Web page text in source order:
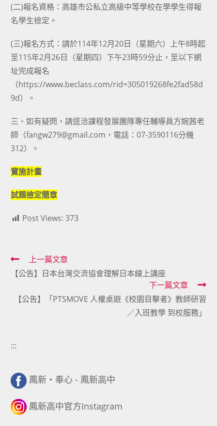
(二)報名資格：高雄市公私立高級中等學校在學學生得報
名學生檢定。
(三)報名方式：請於114年12月20日（星期六）上午8時起
至115年2月26日（星期四）下午23時59分止，至以下網
址完成報名
（https://www.beclass.com/rid=305019268fe2fad58d
9d）。
三、如有疑問，請逕洽課程發展團隊專任輔導員方婉茜老
師（fangw279@gmail.com，電話：07-3590116分機
312）。
實施計畫
試題檢定簡章
Post Views: 373
Read
more
articles
上一篇文章
【公告】日本台灣交流協會理解日本線上講座
下一篇文章
【公告】「PTSMOVE 人權桌遊《校園目擊者》教師研習
／入班教學 到校服務」
:::
鳳新・奉心 - 鳳新高中
鳳新高中官方Instagram